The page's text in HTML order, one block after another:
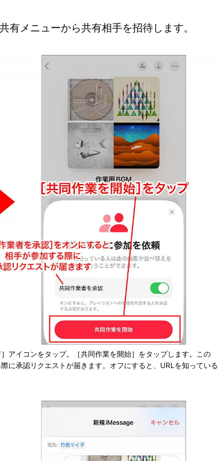
有メニューから共有相手を招待します。
アイコンをタップ。［共同作業を開始］をタップします。この
に承認リクエストが届きます。オフにすると、URLを知っている